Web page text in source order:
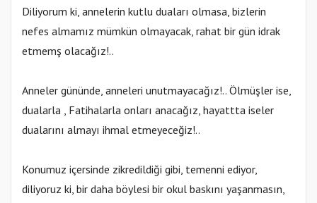
Diliyorum ki, annelerin kutlu duaları olmasa, bizlerin
nefes almamız mümkün olmayacak, rahat bir gün idrak
etmemş olacağız!..
Anneler gününde, anneleri unutmayacağız!.. Ölmüşler ise,
dualarla , Fatihalarla onları anacağız, hayattta iseler
dualarını almayı ihmal etmeyeceğiz!..
Konumuz içersinde zikredildiği gibi, temenni ediyor,
diliyoruz ki, bir daha böylesi bir okul baskını yaşanmasın,